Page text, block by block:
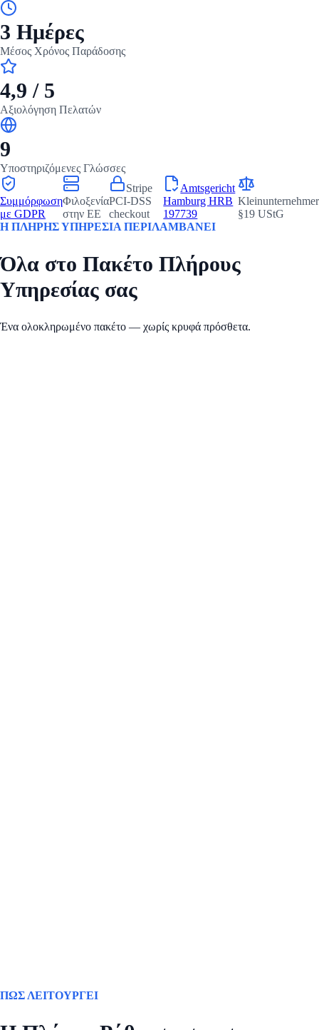
3 Ημέρες
Μέσος Χρόνος Παράδοσης
4,9 / 5
Αξιολόγηση Πελατών
9
Υποστηριζόμενες Γλώσσες
Συμμόρφωση
με GDPR
Φιλοξενία
στην ΕΕ
Stripe
PCI-DSS
checkout
Amtsgericht
Hamburg HRB
197739
Kleinunternehmer
§19 UStG
Η ΠΛΗΡΗΣ ΥΠΗΡΕΣΙΑ ΠΕΡΙΛΑΜΒΑΝΕΙ
Όλα στο Πακέτο Πλήρους
Υπηρεσίας σας
Ένα ολοκληρωμένο πακέτο — χωρίς κρυφά πρόσθετα.
ΠΩΣ ΛΕΙΤΟΥΡΓΕΙ